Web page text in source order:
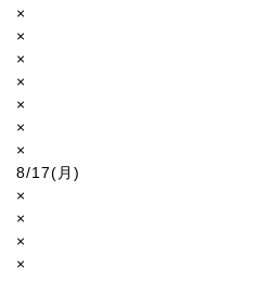
×
×
×
×
×
×
×
8/17(月)
×
×
×
×